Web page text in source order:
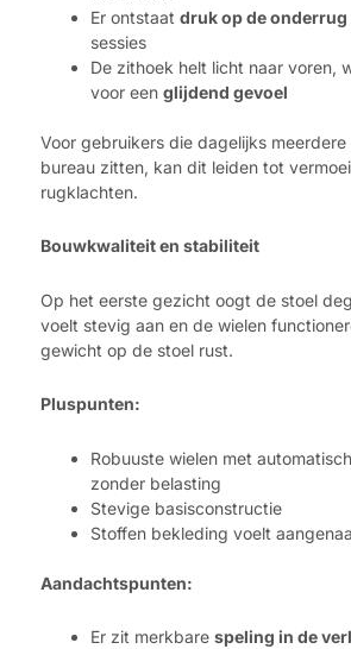
Er ontstaat druk op de onderrug
sessies
De zithoek helt licht naar voren,
voor een glijdend gevoel
Voor gebruikers die dagelijks
bureau zitten, kan dit leiden tot
rugklachten.
Bouwkwaliteit en stabiliteit
Op het eerste gezicht oogt de stoel
voelt stevig aan en de wielen
gewicht op de stoel rust.
Pluspunten:
Robuuste wielen met
zonder belasting
Stevige basisconstructie
Stoffen bekleding voelt
Aandachtspunten:
Er zit merkbare speling in de